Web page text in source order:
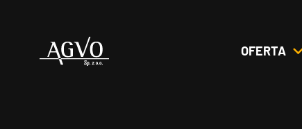
Header
OFERTA